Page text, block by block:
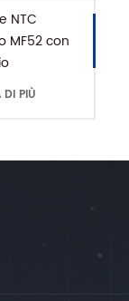
NTC
MF52 con
DI PIÙ